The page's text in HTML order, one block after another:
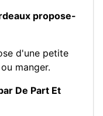
propose-
d'une petite
manger.
De Part Et